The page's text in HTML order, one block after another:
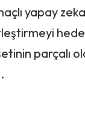
yapay
parçalı